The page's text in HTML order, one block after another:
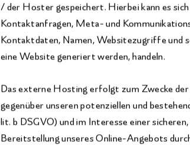
/ der Hoster gespeichert. Hierbei kann es
Kontaktanfragen, Meta- und
Kontaktdaten, Namen, Websitezugriffe und
eine Website generiert werden, handeln.
Das externe Hosting erfolgt zum Zwecke
gegenüber unseren potenziellen und
lit. b DSGVO) und im Interesse einer
Bereitstellung unseres Online-Angebots